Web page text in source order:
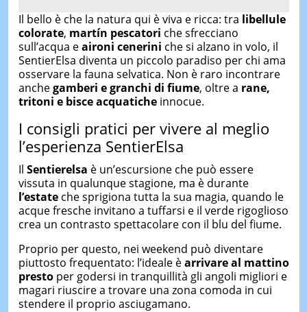
Il bello è che la natura qui è viva e ricca: tra libellule
colorate, martín pescatori che sfrecciano
sull’acqua eaironi cenerini che si alzano in volo, il
SentierElsa diventa un piccolo paradiso per chi ama
osservare la fauna selvatica. Non è raro incontrare
anchegamberi e granchi di fiume, oltre a rane,
tritoni e bisce acquaticheinnocue.
I consigli pratici per vivere al meglio
l’esperienza SentierElsa
Il Sentierelsa è un’escursione che può essere
vissuta in qualunque stagione, ma è durante
l’estateche sprigiona tutta la sua magia, quando le
acque fresche invitano a tuffarsi e il verde rigoglioso
crea un contrasto spettacolare con il blu del fiume.
Proprio per questo, nei weekend può diventare
piuttosto frequentato: l’ideale èarrivare al mattino
presto per godersi in tranquillità gli angoli migliori e
magari riuscire a trovare una zona comoda in cui
stendere il proprio asciugamano.